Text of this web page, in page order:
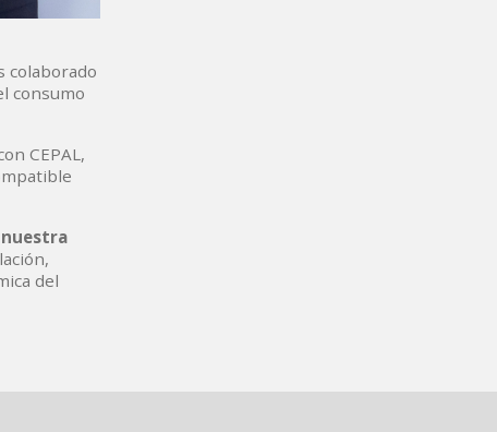
colaborado
consumo
CEPAL,
del